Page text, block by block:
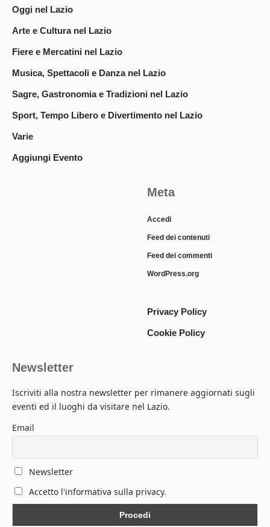
Oggi nel Lazio
Arte e Cultura nel Lazio
Fiere e Mercatini nel Lazio
Musica, Spettacoli e Danza nel Lazio
Sagre, Gastronomia e Tradizioni nel Lazio
Sport, Tempo Libero e Divertimento nel Lazio
Varie
Aggiungi Evento
Meta
Accedi
Feed dei contenuti
Feed dei commenti
WordPress.org
Privacy Policy
Cookie Policy
Newsletter
Iscriviti alla nostra newsletter per rimanere aggiornati sugli
eventi ed il luoghi da visitare nel Lazio.
Email
Newsletter
Accetto l'informativa sulla privacy.